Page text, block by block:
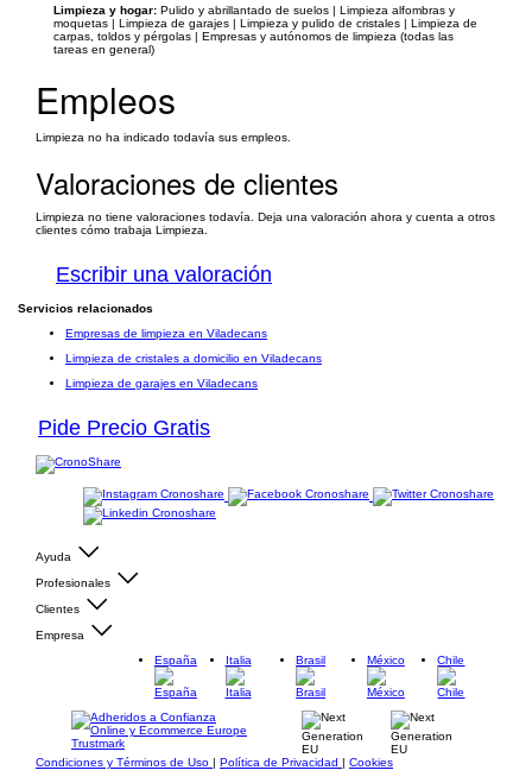
Limpieza y hogar: Pulido y abrillantado de suelos | Limpieza alfombras y
moquetas | Limpieza de garajes | Limpieza y pulido de cristales | Limpieza de
carpas, toldos y pérgolas | Empresas y autónomos de limpieza (todas las
tareas en general)
Empleos
Limpieza no ha indicado todavía sus empleos.
Valoraciones de clientes
Limpieza no tiene valoraciones todavía. Deja una valoración ahora y cuenta a otros
clientes cómo trabaja Limpieza.
Escribir una valoración
Servicios relacionados
Empresas de limpieza en Viladecans
Limpieza de cristales a domicilio en Viladecans
Limpieza de garajes en Viladecans
Pide Precio Gratis
Ayuda
Profesionales
Clientes
Empresa
España
Italia Brasil México Chile
Condiciones y Términos de Uso | Política de Privacidad | Cookies